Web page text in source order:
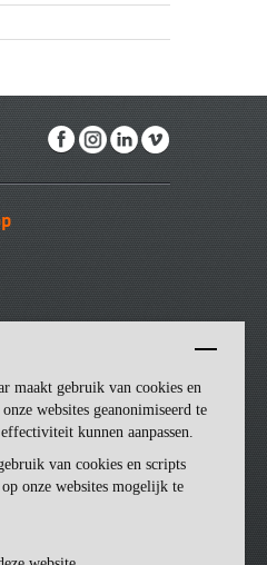
maakt gebruik van cookies en
websites geanonimiseerd te
kunnen aanpassen.
van cookies en scripts
onze websites mogelijk te
BV